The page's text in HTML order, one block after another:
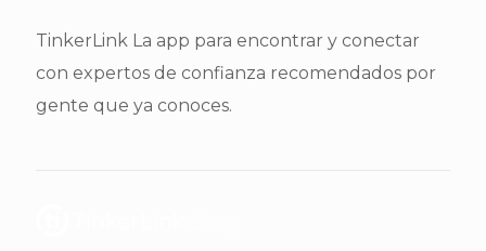
TinkerLink La app para encontrar y conectar
con expertos de confianza recomendados por
gente que ya conoces.